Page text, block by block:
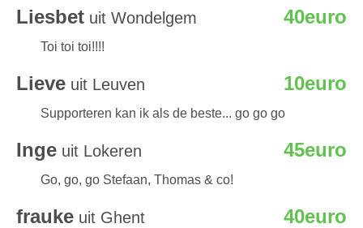
Liesbet uit Wondelgem 40euro
Toi toi toi!!!!
Lieve uit Leuven 10euro
Supporteren kan ik als de beste... go go go
Inge uit Lokeren 45euro
Go, go, go Stefaan, Thomas & co!
frauke uit Ghent 40euro